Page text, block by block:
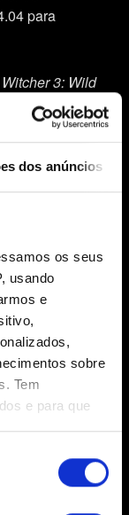
dos anúncios
os seus
usando
e
sobre
Tem
e para que
para
3: Wild
recente — veja
abaixo do
plataformas
ativá-
→
botão/tecla
canto direito
de nuvem